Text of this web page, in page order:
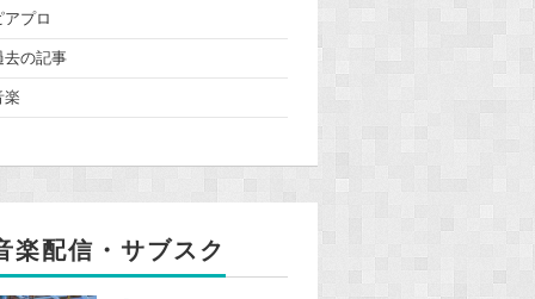
アプロ
去の記事
楽
楽配信・サブスク